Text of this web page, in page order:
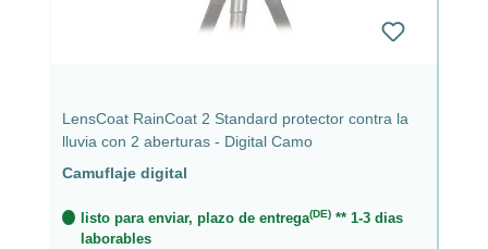
LensCoat RainCoat 2 Standard protector contra la
lluvia con 2 aberturas - Digital Camo
Camuflaje digital
listo para enviar, plazo de entrega(DE) ** 1-3 dias
laborables